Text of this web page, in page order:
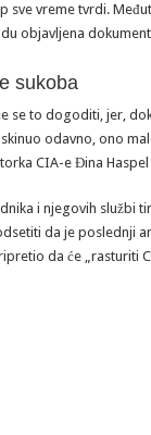
sve vreme tvrdi.
objavljena
sukoba
se to dogoditi, jer,
odavno, ono
CIA-e Đina
i njegovih službi
da je poslednji
da će „rasturiti